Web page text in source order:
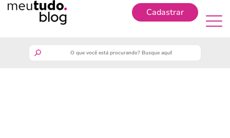
Cadastrar